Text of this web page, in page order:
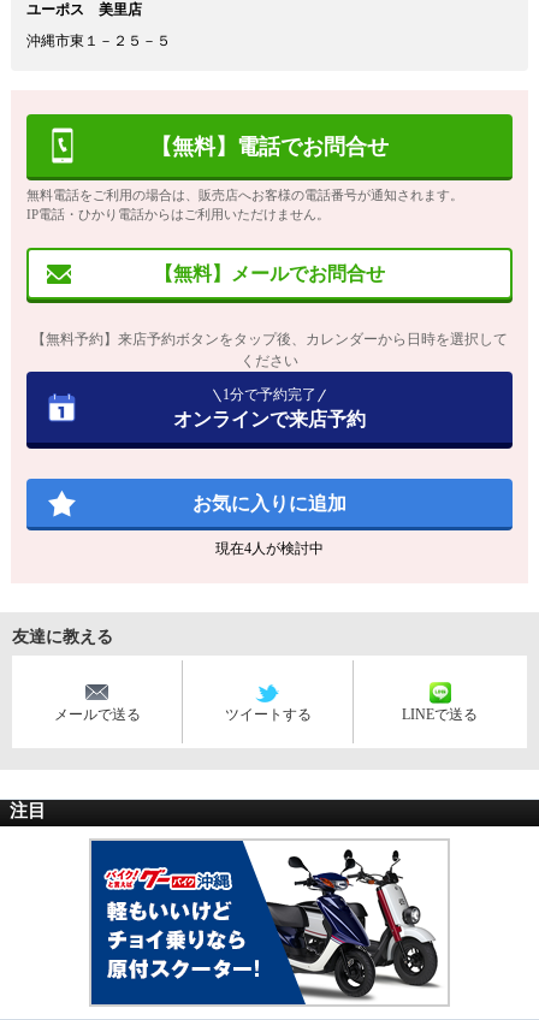
ユーポス 美里店
沖縄市東１－２５－５
【無料】電話でお問合せ
無料電話をご利用の場合は、販売店へお客様の電話番号が通知されます。
IP電話・ひかり電話からはご利用いただけません。
【無料】メールでお問合せ
【無料予約】来店予約ボタンをタップ後、カレンダーから日時を選択して
ください
1分で予約完了
オンラインで来店予約
お気に入りに追加
現在4人が検討中
友達に教える
メールで送る ツイートする LINEで送る
注目